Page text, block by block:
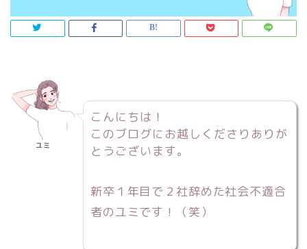
ユミ
こんにちは！
このブログにお越しくださりありが
とうございます。
新卒１年目で２社辞めた社会不適合
者のユミです！（笑）